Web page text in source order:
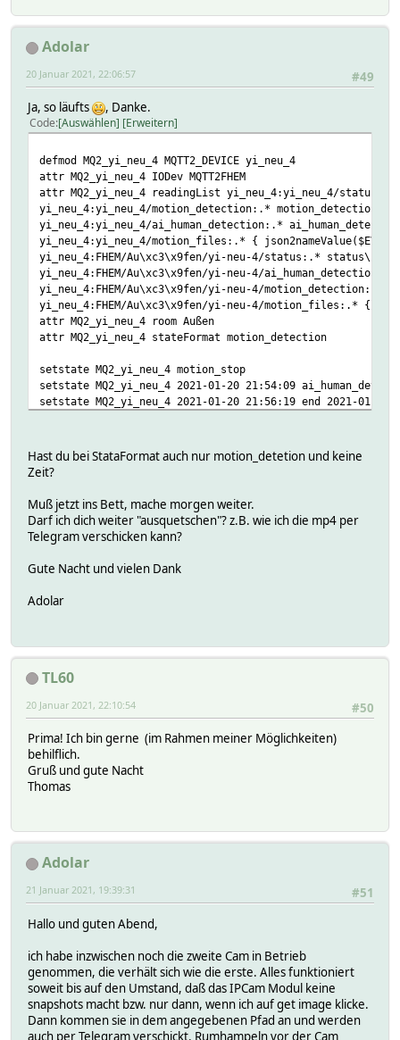
Adolar
#49
20 Januar 2021, 22:06:57
Ja, so läufts , Danke.
Code Auswählen Erweitern
defmod MQ2_yi_neu_4 MQTT2_DEVICE yi_neu_4
attr MQ2_yi_neu_4 IODev MQTT2FHEM
attr MQ2_yi_neu_4 readingList yi_neu_4:yi_neu_4/
yi_neu_4:yi_neu_4/motion_detection:.* motion_detection\
yi_neu_4:yi_neu_4/ai_human_detection:.*
yi_neu_4:yi_neu_4/motion_files:.* {
yi_neu_4:FHEM/Au\xc3\x9fen/yi-neu-4/status:.* status\
yi_neu_4:FHEM/Au\xc3\x9fen/yi-neu-4/
yi_neu_4:FHEM/Au\xc3\x9fen/yi-neu-4/motion_detection:.*
yi_neu_4:FHEM/Au\xc3\x9fen/yi-neu-4/motion_files:.* {
attr MQ2_yi_neu_4 room Außen
attr MQ2_yi_neu_4 stateFormat motion_detection
setstate MQ2_yi_neu_4 motion_stop
setstate MQ2_yi_neu_4 2021-01-20 21:54:09
setstate MQ2_yi_neu_4 2021-01-20 21:56:19 end 2021-01-
setstate MQ2_yi_neu_4 2021-01-20 21:56:19 files_3
setstate MQ2_yi_neu_4 2021-01-20 21:56:19 files_4
setstate MQ2_yi_neu_4 2021-01-20 21:56:19 start 1970-01-
setstate MQ2_yi_neu_4 2021-01-20 21:52:30 status online
Hast du bei StataFormat auch nur motion_detetion und keine
Zeit?
Muß jetzt ins Bett, mache morgen weiter.
Darf ich dich weiter "ausquetschen"? z.B. wie ich die mp4 per
Telegram verschicken kann?
Gute Nacht und vielen Dank
Adolar
TL60
#50
20 Januar 2021, 22:10:54
Prima! Ich bin gerne (im Rahmen meiner Möglichkeiten)
behilflich.
Gruß und gute Nacht
Thomas
Adolar
#51
21 Januar 2021, 19:39:31
Hallo und guten Abend,
ich habe inzwischen noch die zweite Cam in Betrieb
genommen, die verhält sich wie die erste. Alles funktioniert
soweit bis auf den Umstand, daß das IPCam Modul keine
snapshots macht bzw. nur dann, wenn ich auf get image klicke.
Dann kommen sie in dem angegebenen Pfad an und werden
auch per Telegram verschickt. Rumhampeln vor der Cam